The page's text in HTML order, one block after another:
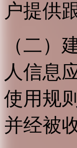
户提供
（二）
人信息
使用规
并经被